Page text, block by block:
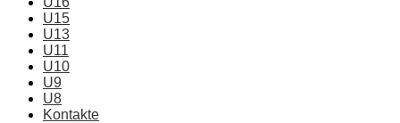
U15
U13
U11
U10
U9
U8
Kontakte